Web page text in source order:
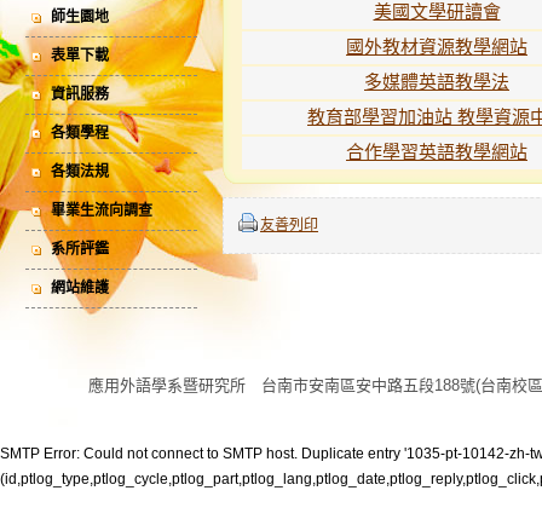
師生園地
表單下載
資訊服務
各類學程
各類法規
畢業生流向調查
系所評鑑
網站維護
美國文學研讀會
國外教材資源教學網站
多媒體英語教學法
教育部學習加油站 教學資源
合作學習英語教學網站
友善列印
應用外語學系暨研究所 台南市安南區安中路五段188號(台南
SMTP Error: Could not connect to SMTP host. Duplicate entry '1035-pt-10142-zh-